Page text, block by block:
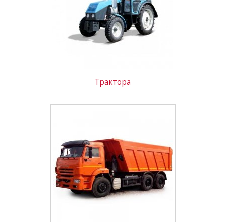
Трактора